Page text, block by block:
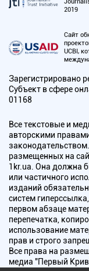
2019
Сайт
UCBI,
Зарегистрировано
Субъект в сфере
01168
Все текстовые и
авторскими
размещенных на
1kr.ua. Она должна
или частичного
изданий
систем
первом абзаце
перепечатка,
использование
прав и строго
Все права на
медиа "Первый